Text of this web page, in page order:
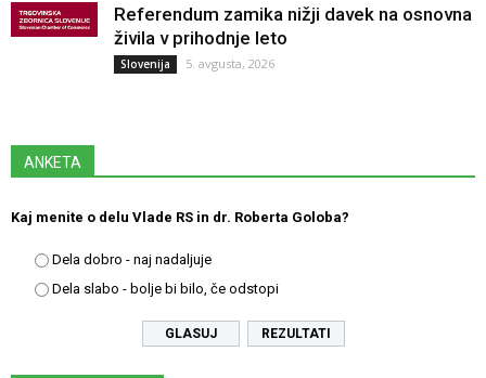
Referendum zamika nižji davek na osnovna
živila v prihodnje leto
Slovenija 5. avgusta, 2026
ANKETA
Kaj menite o delu Vlade RS in dr. Roberta Goloba?
Dela dobro - naj nadaljuje
Dela slabo - bolje bi bilo, če odstopi
REZULTATI